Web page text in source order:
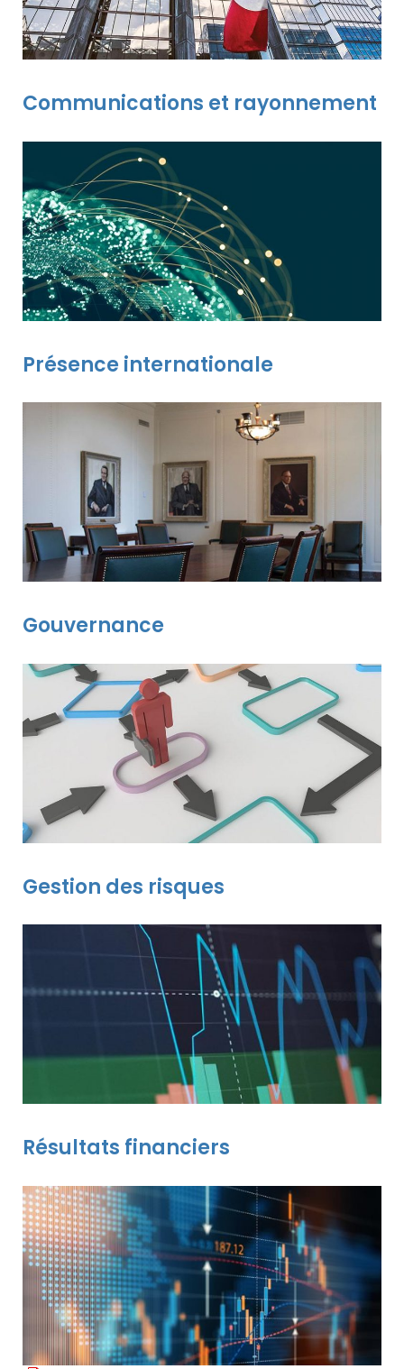
Communications et rayonnement
Présence internationale
Gouvernance
Gestion des risques
Résultats financiers